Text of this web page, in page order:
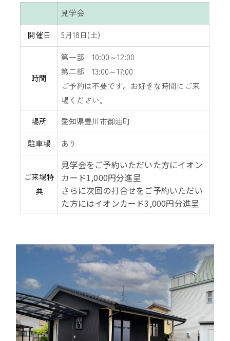
見学会
開催日 5月18日(土)
時間
第一部 10:00～12:00
第二部 13:00～17:00
ご予約は不要です。お好きな時間にご来
場ください。
場所
愛知県豊川市御油町
駐車場 あり
ご来場特
典
見学会をご予約いただいた方にイオン
カード1,000円分進呈
さらに次回の打合せをご予約いただい
た方にはイオンカード3,000円分進呈